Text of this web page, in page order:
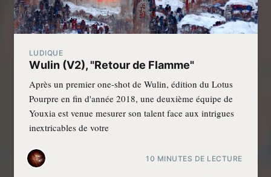
LUDIQUE
Wulin (V2), "Retour de Flamme"
Après un premier one-shot de Wulin, édition du Lotus
Pourpre en fin d'année 2018, une deuxième équipe de
Youxia est venue mesurer son talent face aux intrigues
inextricables de votre
10 MINUTES DE LECTURE